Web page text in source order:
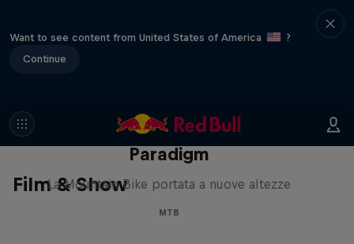
Want to see content from United States of America
?
Continue
Film & Show
Paradigm
La Mountain Bike portata a nuove altezze
MTB